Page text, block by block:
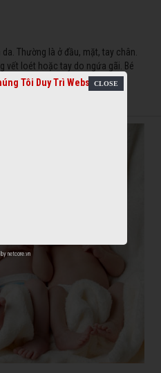
Thường là ở đầu, mặt, tay chân.
vết loét hoặc tay do ngứa gãi. Bé
Tôi Duy Trì Website
by netcore.vn